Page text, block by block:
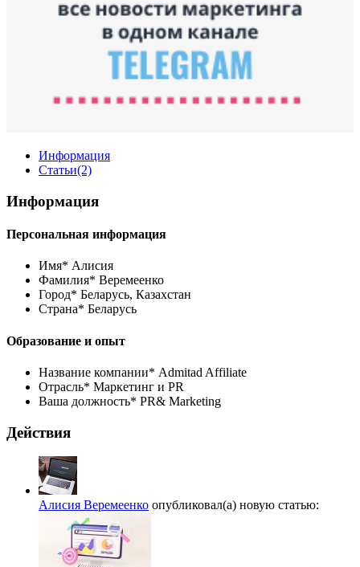
Информация
Статьи(2)
Информация
Персональная информация
Имя* Алисия
Фамилия* Веремеенко
Город* Беларусь, Казахстан
Страна* Беларусь
Образование и опыт
Название компании* Admitad Affiliate
Отрасль* Маркетинг и PR
Ваша должность* PR& Marketing
Действия
Алисия Веремеенко опубликовал(а) новую статью: